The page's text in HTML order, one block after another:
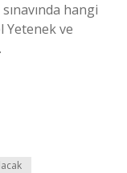
hangi
Yetenek ve